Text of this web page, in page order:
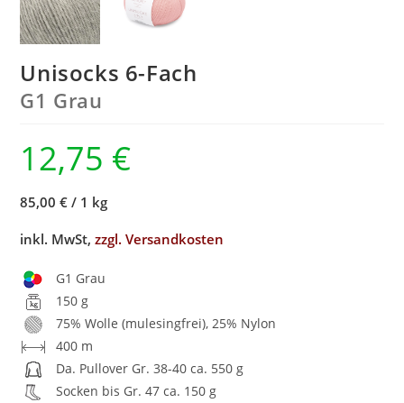
Unisocks 6-Fach
G1 Grau
12,75 €
85,00 € / 1 kg
inkl. MwSt,zzgl. Versandkosten
G1 Grau
150 g
75% Wolle (mulesingfrei), 25% Nylon
400 m
Da. Pullover Gr. 38-40 ca. 550 g
Socken bis Gr. 47 ca. 150 g